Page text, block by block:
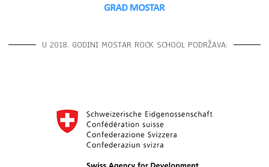
U 2018. GODINI MOSTAR ROCK SCHOOL PODRŽAVA: